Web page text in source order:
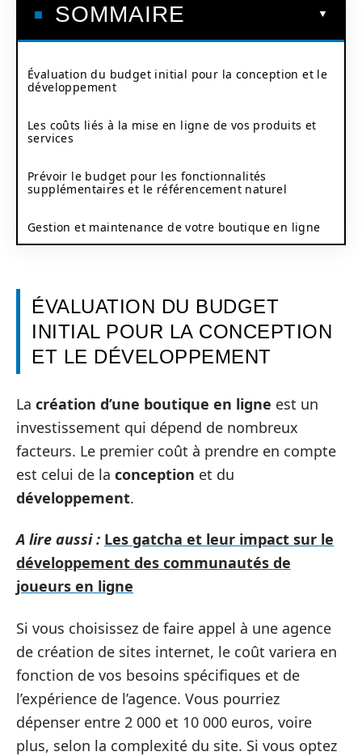
SOMMAIRE
Évaluation du budget initial pour la conception et le
développement
Les coûts liés à la mise en ligne de vos produits et
services
Prévoir le budget pour les fonctionnalités
supplémentaires et le référencement naturel
Gestion et maintenance de votre boutique en ligne
ÉVALUATION DU BUDGET
INITIAL POUR LA CONCEPTION
ET LE DÉVELOPPEMENT
La création d’une boutique en ligne est un
investissement qui dépend de nombreux
facteurs. Le premier coût à prendre en compte
est celui de la conception et du
développement.
A lire aussi : Les gatcha et leur impact sur le
développement des communautés de
joueurs en ligne
Si vous choisissez de faire appel à une agence
de création de sites internet, le coût variera en
fonction de vos besoins spécifiques et de
l’expérience de l’agence. Vous pourriez
dépenser entre 2 000 et 10 000 euros, voire
plus, selon la complexité du site. Si vous optez